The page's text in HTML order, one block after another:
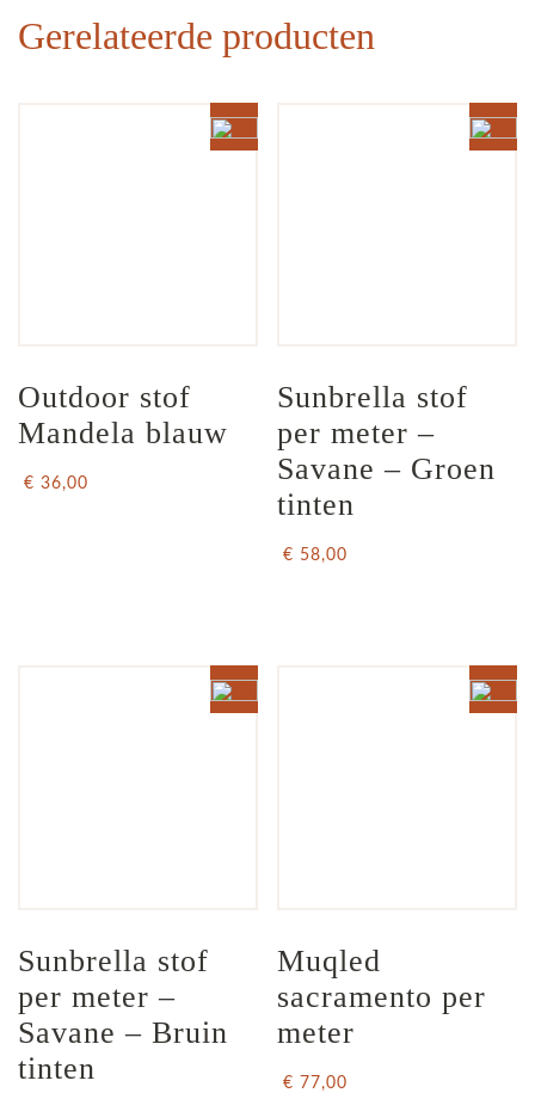
Gerelateerde producten
Outdoor stof
Mandela blauw
€ 36,00
Sunbrella stof
per meter –
Savane – Groen
tinten
€ 58,00
Sunbrella stof
per meter –
Savane – Bruin
tinten
Muqled
sacramento per
meter
€ 77,00